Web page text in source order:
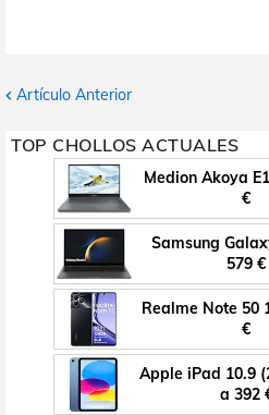
Artículo Anterior
TOP CHOLLOS ACTUALES
Medion Akoya
€
Samsung
579 €
Realme Note 50
€
Apple iPad 10.9
a 392